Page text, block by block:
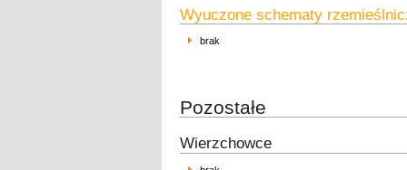
Wyuczone schematy
brak
Pozostałe
Wierzchowce